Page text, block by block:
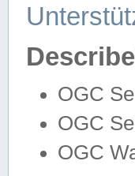
OGC
OGC
OGC